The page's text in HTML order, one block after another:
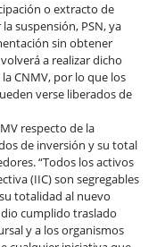
o extracto de
suspensión, PSN, ya
sin obtener
a realizar dicho
CNMV, por lo que los
verse liberados de
respecto de la
de inversión y su total
“Todos los activos
(IIC) son segregables
totalidad al nuevo
cumplido traslado
y a los organismos